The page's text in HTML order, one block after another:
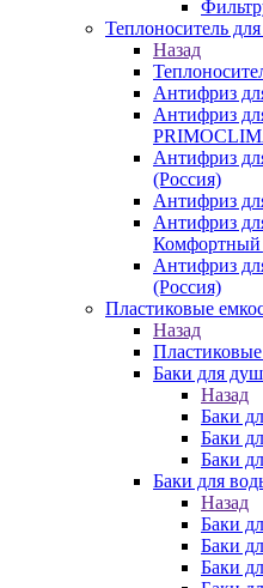
Теплоноситель
Назад
Антифриз
Антифриз
Антифриз
(Россия)
Антифриз
Антифриз
Комфортный
Антифриз
(Россия)
Пластиковые
Назад
Баки для
Назад
Баки
Баки
Баки
Баки для
Назад
Баки
Баки
Баки